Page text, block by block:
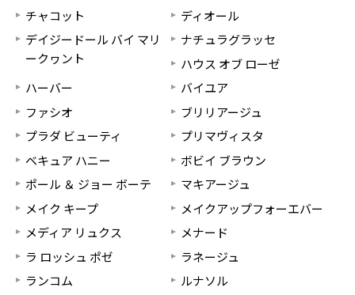
チャコット
ディオール
デイジードール バイ マリ
ークヮント
ナチュラグラッセ
ハウス オブ ローゼ
ハーバー
バイユア
ファシオ
ブリリアージュ
プラダ ビューティ
プリマヴィスタ
ベキュア ハニー
ボビイ ブラウン
ポール ＆ ジョー ボーテ
マキアージュ
メイク キープ
メイクアップフォーエバー
メディア リュクス
メナード
ラ ロッシュ ポゼ
ラネージュ
ランコム
ルナソル